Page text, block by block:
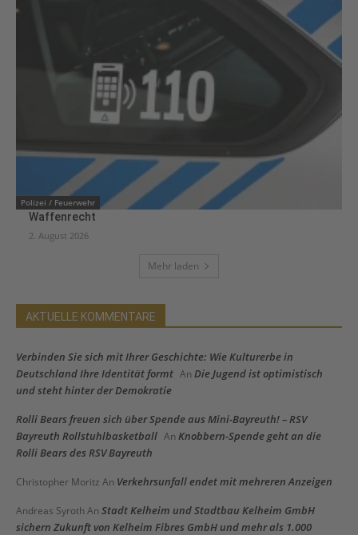
Polizei / Feuerwehr
Waffenrecht
2. August 2026
Mehr laden
AKTUELLE KOMMENTARE
Verbinden Sie sich mit Ihrer Geschichte: Wie Kulturerbe in
Deutschland Ihre Identität formt An Die Jugend ist optimistisch
und steht hinter der Demokratie
Rolli Bears freuen sich über Spende aus Mini-Bayreuth! – RSV
Bayreuth Rollstuhlbasketball An Knobbern-Spende geht an die
Rolli Bears des RSV Bayreuth
Christopher Moritz An Verkehrsunfall endet mit mehreren Anzeigen
Andreas Syroth An Stadt Kelheim und Stadtbau Kelheim GmbH
sichern Zukunft von Kelheim Fibres GmbH und mehr als 1.000